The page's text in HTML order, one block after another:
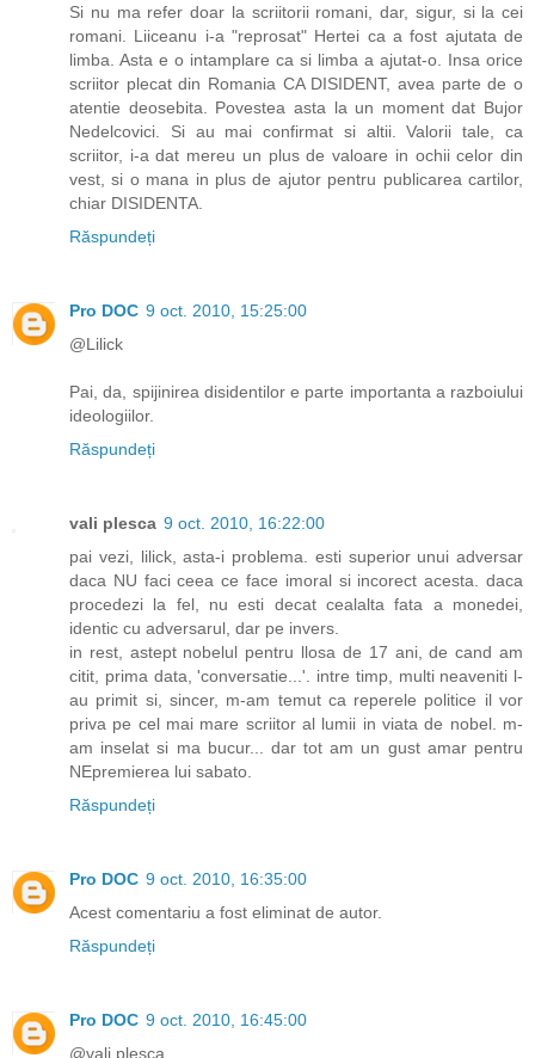
Si nu ma refer doar la scriitorii romani, dar, sigur, si la cei
romani. Liiceanu i-a "reprosat" Hertei ca a fost ajutata de
limba. Asta e o intamplare ca si limba a ajutat-o. Insa orice
scriitor plecat din Romania CA DISIDENT, avea parte de o
atentie deosebita. Povestea asta la un moment dat Bujor
Nedelcovici. Si au mai confirmat si altii. Valorii tale, ca
scriitor, i-a dat mereu un plus de valoare in ochii celor din
vest, si o mana in plus de ajutor pentru publicarea cartilor,
chiar DISIDENTA.
Răspundeți
Pro DOC 9 oct. 2010, 15:25:00
@Lilick
Pai, da, spijinirea disidentilor e parte importanta a razboiului
ideologiilor.
Răspundeți
vali plesca 9 oct. 2010, 16:22:00
pai vezi, lilick, asta-i problema. esti superior unui adversar
daca NU faci ceea ce face imoral si incorect acesta. daca
procedezi la fel, nu esti decat cealalta fata a monedei,
identic cu adversarul, dar pe invers.
in rest, astept nobelul pentru llosa de 17 ani, de cand am
citit, prima data, 'conversatie...'. intre timp, multi neaveniti l-
au primit si, sincer, m-am temut ca reperele politice il vor
priva pe cel mai mare scriitor al lumii in viata de nobel. m-
am inselat si ma bucur... dar tot am un gust amar pentru
NEpremierea lui sabato.
Răspundeți
Pro DOC 9 oct. 2010, 16:35:00
Acest comentariu a fost eliminat de autor.
Răspundeți
Pro DOC 9 oct. 2010, 16:45:00
@vali plesca